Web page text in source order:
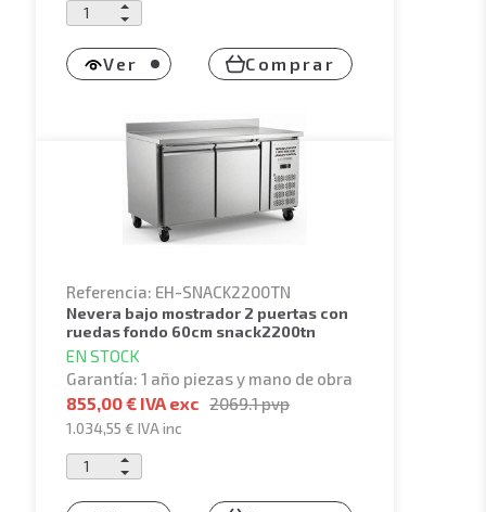
Ver Comprar
Referencia: EH-SNACK2200TN
nevera bajo mostrador 2 puertas con
ruedas fondo 60cm snack2200tn
EN STOCK
Garantía: 1 año piezas y mano de obra
855,00 € IVA exc 2069.1pvp
1.034,55 €IVA inc